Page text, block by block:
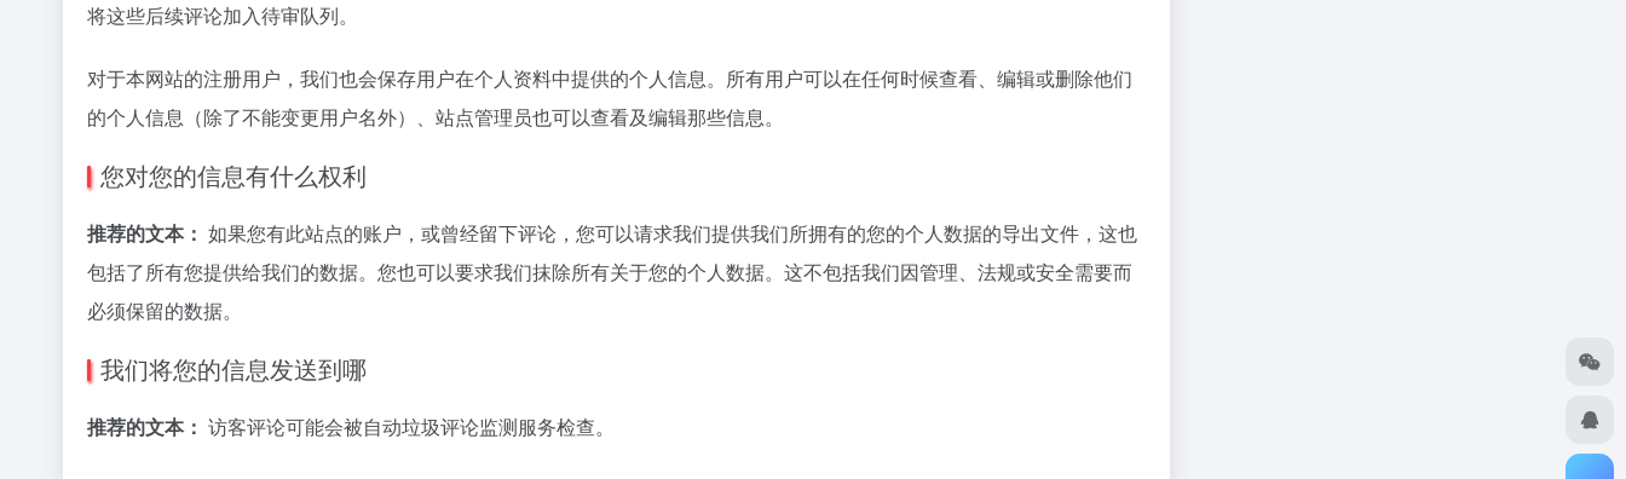
将这些后续评论加入待审队列。
对于本网站的注册用户，我们也会保存用户在个人资料中提供的个人信息。所有用户可以在任何时候查看、编辑或删除他们
的个人信息（除了不能变更用户名外）、站点管理员也可以查看及编辑那些信息。
您对您的信息有什么权利
推荐的文本： 如果您有此站点的账户，或曾经留下评论，您可以请求我们提供我们所拥有的您的个人数据的导出文件，这也
包括了所有您提供给我们的数据。您也可以要求我们抹除所有关于您的个人数据。这不包括我们因管理、法规或安全需要而
必须保留的数据。
我们将您的信息发送到哪
推荐的文本： 访客评论可能会被自动垃圾评论监测服务检查。